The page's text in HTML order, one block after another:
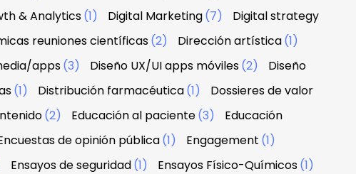
& Analytics(1) Digital Marketing(7)
Digital strategy
reuniones científicas(2) Dirección artística(1)
apps(3) Diseño UX/UI apps móviles(2)
Diseño
(1) Distribución farmacéutica(1)
Dossieres de valor
(2) Educación al paciente(3)
Educación
de opinión pública(1) Engagement (1)
Ensayos de seguridad(1) Ensayos Físico-Químicos(1)